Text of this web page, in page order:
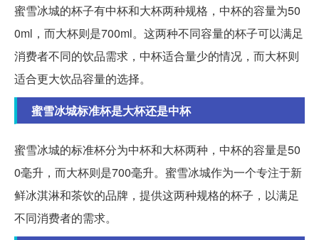
蜜雪冰城的杯子有中杯和大杯两种规格，中杯的容量为50
0ml，而大杯则是700ml。这两种不同容量的杯子可以满足
消费者不同的饮品需求，中杯适合量少的情况，而大杯则
适合更大饮品容量的选择。
蜜雪冰城标准杯是大杯还是中杯
蜜雪冰城的标准杯分为中杯和大杯两种，中杯的容量是50
0毫升，而大杯则是700毫升。蜜雪冰城作为一个专注于新
鲜冰淇淋和茶饮的品牌，提供这两种规格的杯子，以满足
不同消费者的需求。